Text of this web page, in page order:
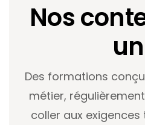
Nos
Des formations
métier,
coller aux exigences